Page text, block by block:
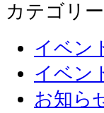
カテゴリー
イベン
イベン
お知ら